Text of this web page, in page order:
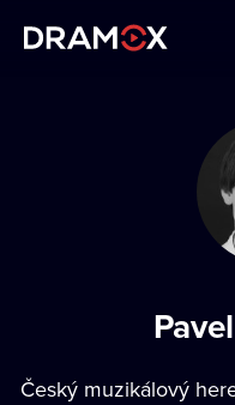
Český muzikálový